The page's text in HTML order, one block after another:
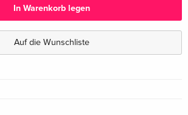
In Warenkorb legen
Auf die Wunschliste